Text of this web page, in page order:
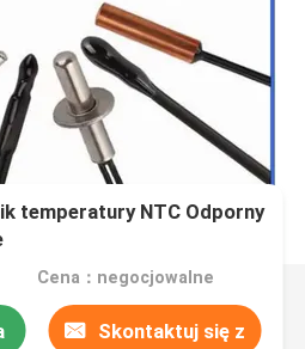
temperatury NTC Odporny
Cena：negocjowalne
Skontaktuj się z